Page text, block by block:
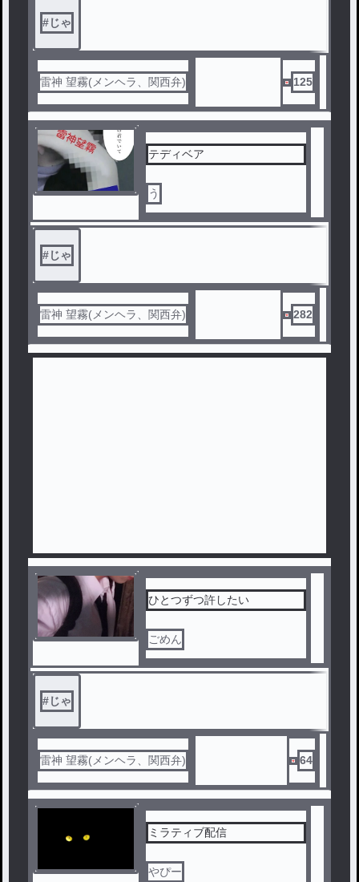
#じゃ
雷神 望霧(メンヘラ、関西弁) 125
テディベア
う
#じゃ
雷神 望霧(メンヘラ、関西弁) 282
ひとつずつ許したい
ごめん
#じゃ
雷神 望霧(メンヘラ、関西弁) 64
ミラティブ配信
やぴー